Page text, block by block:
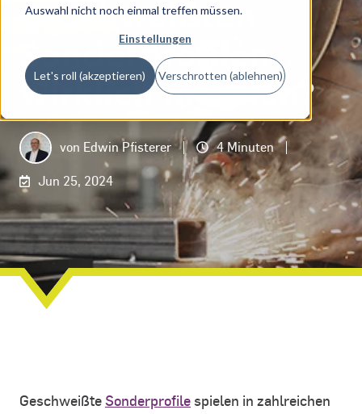
Auswahl nicht noch einmal treffen müssen.
Einstellungen
Let's roll (akzeptieren) Verschrotten (ablehnen)
geschweißten
Sonderprofilen
wirklich möglich?
von Edwin Pfisterer 4 Minuten
Jun 25, 2024
GeschweißteSonderprofile spielen in zahlreichen